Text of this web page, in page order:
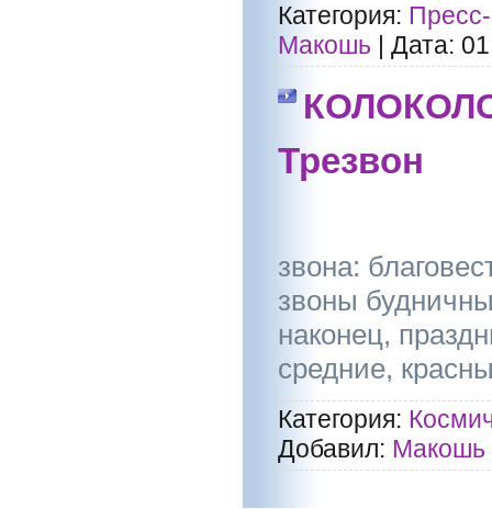
Категория:
Макошь
Дата:
Трезвон
звона:
звоны
наконец,
средние,
Категория:
Добавил: Макошь